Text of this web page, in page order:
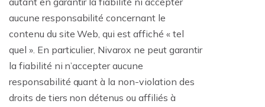
aucune responsabilité concernant le
contenu du site Web, qui est affiché « tel
quel ». En particulier, Nivarox ne peut garantir
la fiabilité ni n’accepter aucune
responsabilité quant à la non-violation des
droits de tiers non détenus ou affiliés à